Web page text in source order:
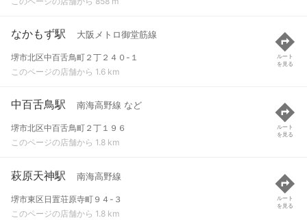
なかもず駅 大阪メトロ御堂筋線
堺市北区中百舌鳥町２丁２４０-１
このページの店舗から 1.6 km
ルート
を見る
中百舌鳥駅 南海高野線 など
堺市北区中百舌鳥町２丁１９６
このページの店舗から 1.8 km
ルート
を見る
萩原天神駅 南海高野線
堺市東区日置荘原寺町９４-３
このページの店舗から 1.8 km
ルート
を見る